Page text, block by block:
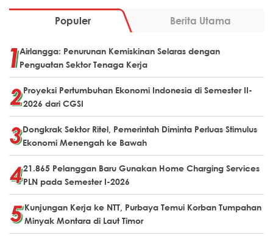
Populer Berita Utama
Airlangga: Penurunan Kemiskinan Selaras dengan
Penguatan Sektor Tenaga Kerja
Proyeksi Pertumbuhan Ekonomi Indonesia di Semester II-
2026 dari CGSI
Dongkrak Sektor Ritel, Pemerintah Diminta Perluas Stimulus
Ekonomi Menengah ke Bawah
21.865 Pelanggan Baru Gunakan Home Charging Services
PLN pada Semester I-2026
Kunjungan Kerja ke NTT, Purbaya Temui Korban Tumpahan
Minyak Montara di Laut Timor